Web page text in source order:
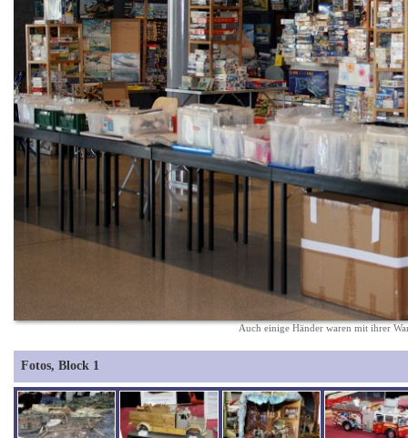
Auch einige Händer waren mit ihrer
Fotos, Block 1